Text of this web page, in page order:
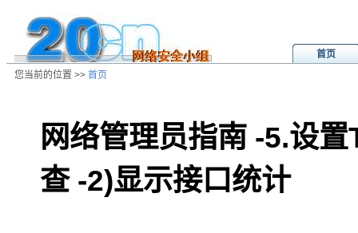
首页
您当前的位置 >> 首页
网络管理员指南 -5.设
查 -2)显示接口统计